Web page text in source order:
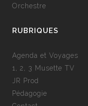
Orchestre
RUBRIQUES
Agenda et Voyages
1, 2, 3 Musette TV
JR Prod
Pédagogie